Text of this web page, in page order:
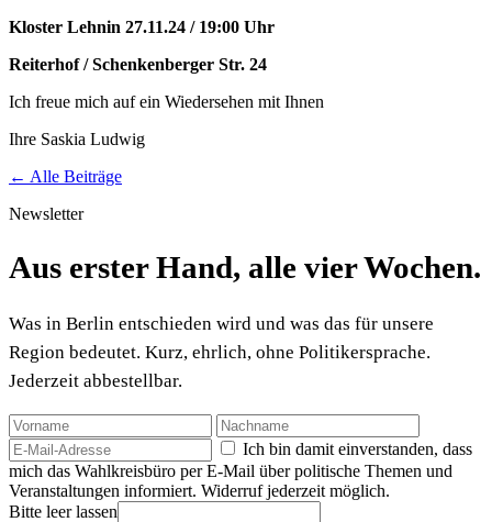
Kloster Lehnin 27.11.24 / 19:00 Uhr
Reiterhof / Schenkenberger Str. 24
Ich freue mich auf ein Wiedersehen mit Ihnen
Ihre Saskia Ludwig
← Alle Beiträge
Newsletter
Aus erster Hand, alle vier Wochen.
Was in Berlin entschieden wird und was das für unsere
Region bedeutet. Kurz, ehrlich, ohne Politikersprache.
Jederzeit abbestellbar.
Ich bin damit einverstanden, dass
mich das Wahlkreisbüro per E-Mail über politische Themen und
Veranstaltungen informiert. Widerruf jederzeit möglich.
Bitte leer lassen